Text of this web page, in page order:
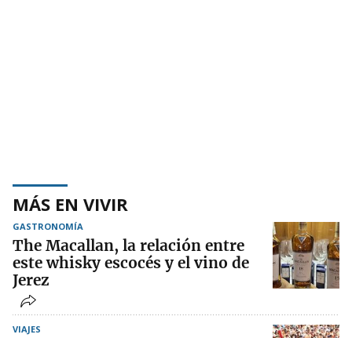
MÁS EN VIVIR
GASTRONOMÍA
The Macallan, la relación entre
este whisky escocés y el vino de
Jerez
VIAJES